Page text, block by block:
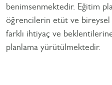
benimsenmektedir. Eğitim
öğrencilerin etüt ve bireysel
farklı ihtiyaç ve
planlama yürütülmektedir.